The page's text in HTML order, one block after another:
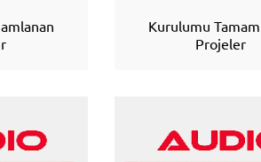
Kurulumu
Projeler